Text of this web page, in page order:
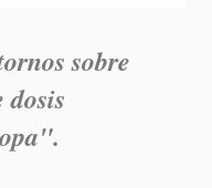
sobre
dosis